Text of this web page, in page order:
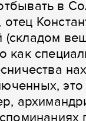
в
как